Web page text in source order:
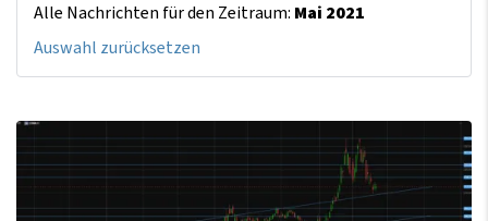
Alle Nachrichten für den Zeitraum: Mai 2021
Auswahl zurücksetzen